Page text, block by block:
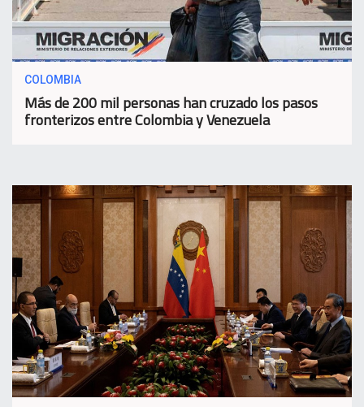
COLOMBIA
Más de 200 mil personas han cruzado los pasos
fronterizos entre Colombia y Venezuela